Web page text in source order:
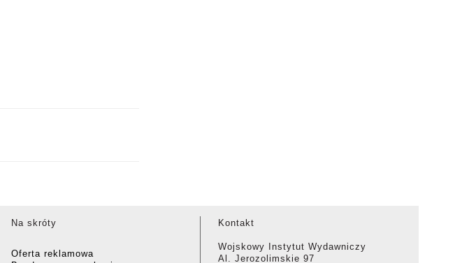
Na skróty
Oferta reklamowa
Kontakt
Wojskowy Instytut Wydawniczy
Al. Jerozolimskie 97